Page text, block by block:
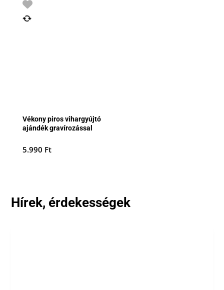
Vékony piros vihargyújtó
ajándék gravírozással
5.990 Ft
Hírek, érdekességek